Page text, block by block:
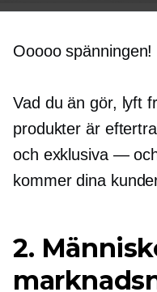
Ooooo spänningen!
Vad du än gör, lyft
produkter är
och exklusiva —
kommer dina
2.